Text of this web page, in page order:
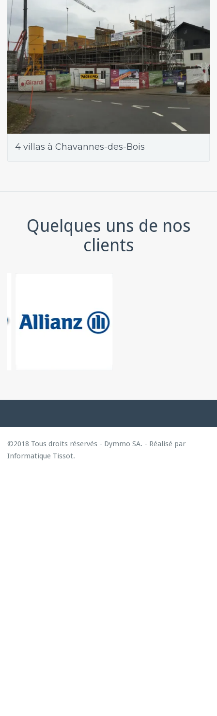
4 villas à Chavannes-des-Bois
Quelques uns de nos
clients
©2018 Tous droits réservés - Dymmo SA. - Réalisé par
Informatique Tissot.